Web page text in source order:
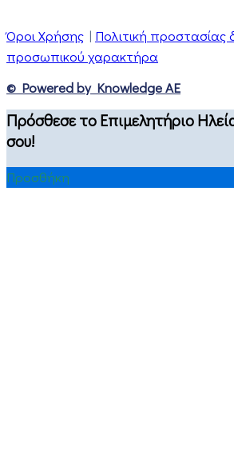
Όροι Χρήσης | Πολιτική προστασίας
προσωπικού χαρακτήρα
© Powered by Knowledge AE
Πρόσθεσε το Επιμελητήριο
σου!
Προσθήκη